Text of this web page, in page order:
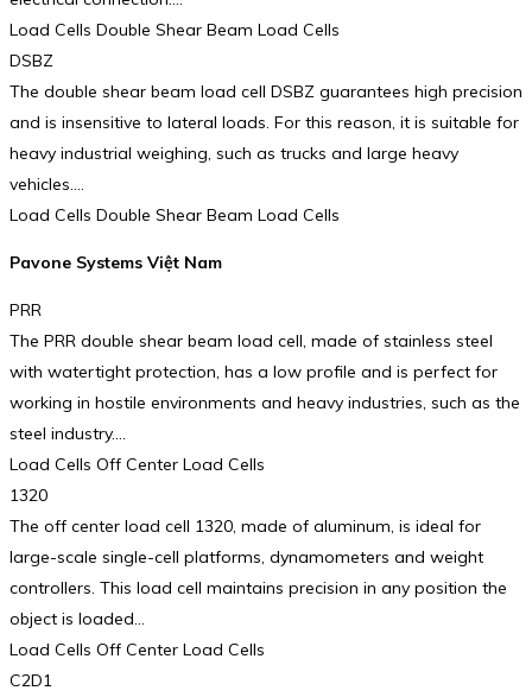
Load Cells Double Shear Beam Load Cells
DSBZ
The double shear beam load cell DSBZ guarantees high precision
and is insensitive to lateral loads. For this reason, it is suitable for
heavy industrial weighing, such as trucks and large heavy
vehicles.…
Load Cells Double Shear Beam Load Cells
Pavone Systems Việt Nam
PRR
The PRR double shear beam load cell, made of stainless steel
with watertight protection, has a low profile and is perfect for
working in hostile environments and heavy industries, such as the
steel industry.…
Load Cells Off Center Load Cells
1320
The off center load cell 1320, made of aluminum, is ideal for
large-scale single-cell platforms, dynamometers and weight
controllers. This load cell maintains precision in any position the
object is loaded…
Load Cells Off Center Load Cells
C2D1